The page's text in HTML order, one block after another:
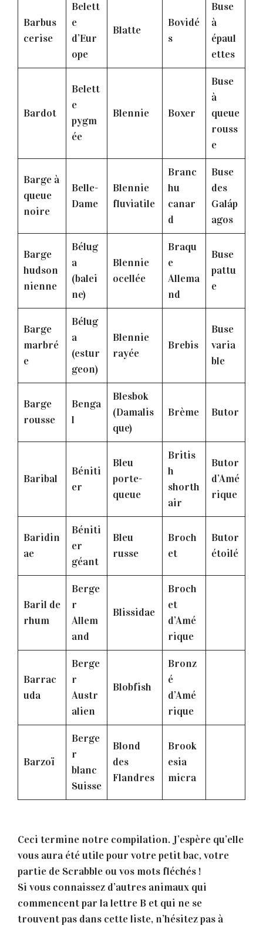
Barbus
cerise
Belett
e
d’Eur
ope
Blatte
Bovidé
s
Buse
à
épaul
ettes
Bardot
Belett
e
pygm
ée
Blennie Boxer
Buse
à
queue
rouss
e
Barge à
queue
noire
Belle-
Dame
Blennie
fluviatile
Branc
hu
canar
d
Buse
des
Galáp
agos
Barge
hudson
nienne
Bélug
a
(balei
ne)
Blennie
ocellée
Braqu
e
Allema
nd
Buse
pattu
e
Barge
marbré
e
Bélug
a
(estur
geon)
Blennie
rayée
Brebis
Buse
varia
ble
Barge
rousse
Benga
l
Blesbok
(Damalis
que)
Brème Butor
Baribal
Béniti
er
Bleu
porte-
queue
Britis
h
shorth
air
Butor
d’Amé
rique
Baridin
ae
Béniti
er
géant
Bleu
russe
Broch
et
Butor
étoilé
Baril de
rhum
Berge
r
Allem
and
Blissidae
Broch
et
d’Amé
rique
Barrac
uda
Berge
r
Austr
alien
Blobfish
Bronz
é
d’Amé
rique
Barzoï
Berge
r
blanc
Suisse
Blond
des
Flandres
Brook
esia
micra
Ceci termine notre compilation. J’espère qu’elle
vous aura été utile pour votre petit bac, votre
partie de Scrabble ou vos mots fléchés !
Si vous connaissez d’autres animaux qui
commencent par la lettre B et qui ne se
trouvent pas dans cette liste, n’hésitez pas à